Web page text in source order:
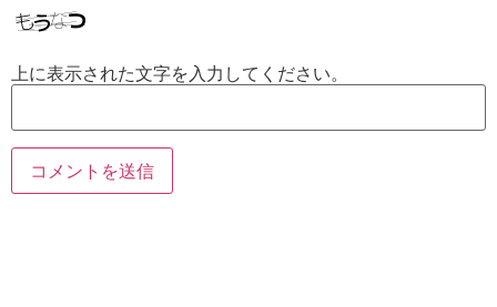
上に表示された文字を入力してください。